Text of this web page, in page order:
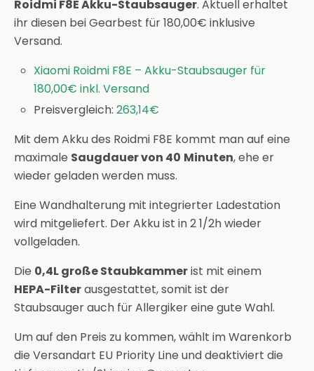
Roidmi F8E Akku-Staubsauger. Aktuell erhaltet
ihr diesen bei Gearbest für 180,00€ inklusive
Versand.
Xiaomi Roidmi F8E – Akku-Staubsauger für
180,00€ inkl. Versand
Preisvergleich:263,14€
Mit dem Akku des Roidmi F8E kommt man auf eine
maximale Saugdauer von 40 Minuten, ehe er
wieder geladen werden muss.
Eine Wandhalterung mit integrierter Ladestation
wird mitgeliefert. Der Akku ist in 2 1/2h wieder
vollgeladen.
Die 0,4L große Staubkammerist mit einem
HEPA-Filterausgestattet, somit ist der
Staubsauger auch für Allergiker eine gute Wahl.
Um auf den Preis zu kommen, wählt im Warenkorb
die Versandart EU Priority Line und deaktiviert die